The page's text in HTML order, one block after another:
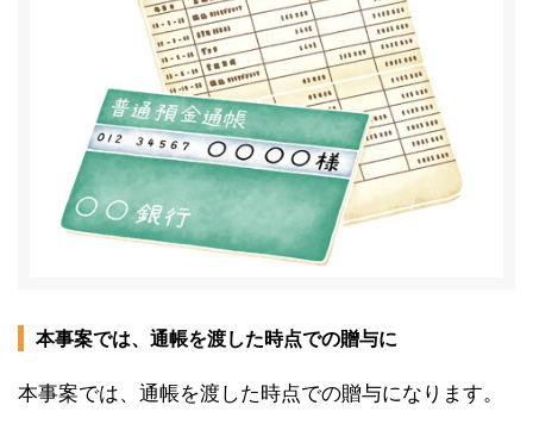
本事案では、通帳を渡した時点での贈与に
本事案では、通帳を渡した時点での贈与になります。